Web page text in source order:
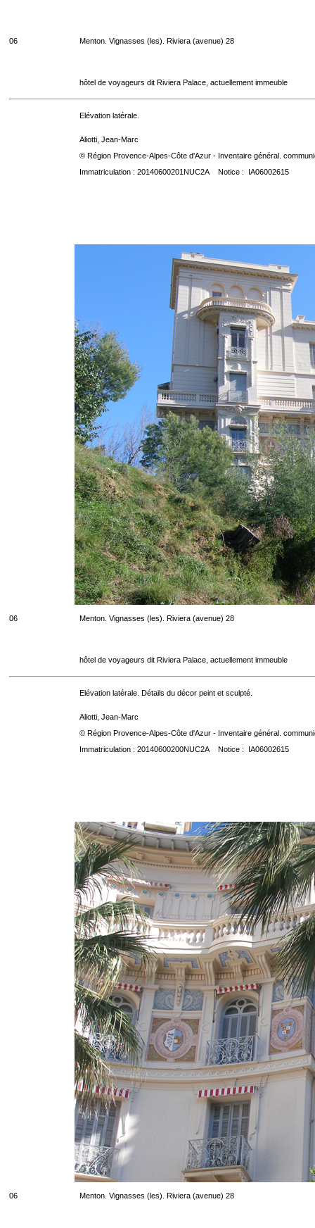
06 Menton. Vignasses (les). Riviera (avenue) 28
hôtel de voyageurs dit Riviera Palace, actuellement immeuble
Elévation latérale.
Aliotti, Jean-Marc
© Région Provence-Alpes-Côte d'Azur - Inventaire général.
Immatriculation : 20140600201NUC2A Notice : IA06002615
06 Menton. Vignasses (les). Riviera (avenue) 28
hôtel de voyageurs dit Riviera Palace, actuellement immeuble
Elévation latérale. Détails du décor peint et sculpté.
Aliotti, Jean-Marc
© Région Provence-Alpes-Côte d'Azur - Inventaire général.
Immatriculation : 20140600200NUC2A Notice : IA06002615
06 Menton. Vignasses (les). Riviera (avenue) 28